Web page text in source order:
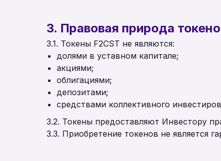
3. Правовая природа
3.1. Токены F2CST не являются:
долями в уставном капитале;
акциями;
облигациями;
депозитами;
средствами коллективного
3.2. Токены предоставляют Инвестору
3.3. Приобретение токенов не является